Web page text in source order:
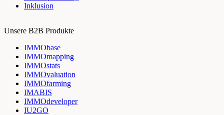
Inklusion
Unsere B2B Produkte
IMMObase
IMMOmapping
IMMOstats
IMMOvaluation
IMMOfarming
IMABIS
IMMOdeveloper
IU2GO